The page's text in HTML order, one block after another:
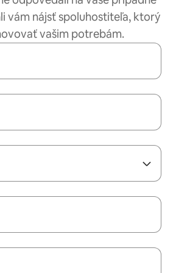
vám nájsť spoluhostiteľa, ktorý
vašim potrebám.